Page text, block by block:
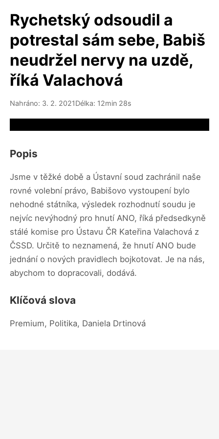
Rychetský odsoudil a
potrestal sám sebe, Babiš
neudržel nervy na uzdě,
říká Valachová
Nahráno: 3. 2. 2021Délka: 12min 28s
Popis
Jsme v těžké době a Ústavní soud zachránil naše
rovné volební právo, Babišovo vystoupení bylo
nehodné státníka, výsledek rozhodnutí soudu je
nejvíc nevýhodný pro hnutí ANO, říká předsedkyně
stálé komise pro Ústavu ČR Kateřina Valachová z
ČSSD. Určitě to neznamená, že hnutí ANO bude
jednání o nových pravidlech bojkotovat. Je na nás,
abychom to dopracovali, dodává.
Klíčová slova
Premium, Politika, Daniela Drtinová